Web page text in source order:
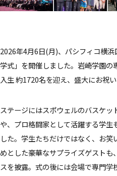
2026年4月6日(月)、パシフィコ横
学式」を開催しました。岩崎学園
入生 約1720名を迎え、盛大にお祝い
ステージにはスポウェルのバスケ
や、プロ格闘家として活躍する学生
した。学生たちだけではなく、お
めとした豪華なサプライズゲスト
スを披露。式の後には会場で専門